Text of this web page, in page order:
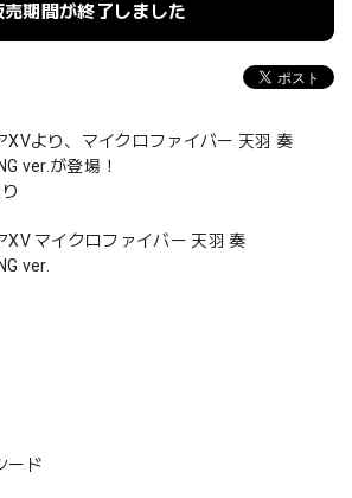
売期間が終了しました
XVより、マイクロファイバー 天羽 奏
ver.が登場！
XV マイクロファイバー 天羽 奏
ver.
ード